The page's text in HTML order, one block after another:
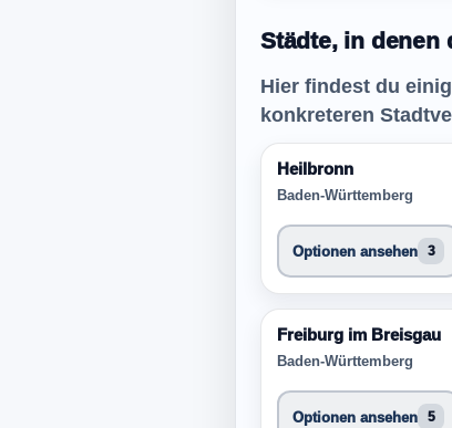
Städte, in
Hier findest du
konkreteren
Heilbronn
Baden-Württemberg
Optionen ansehen 3
Freiburg im Breisgau
Baden-Württemberg
Optionen ansehen 5